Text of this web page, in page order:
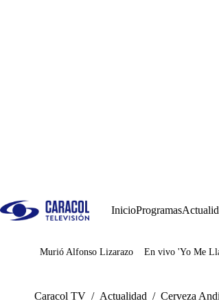
InicioProgramas
Juegos
Murió Alfonso Lizarazo En vivo 'Yo Me
Caracol TV / Actualidad / Cerveza